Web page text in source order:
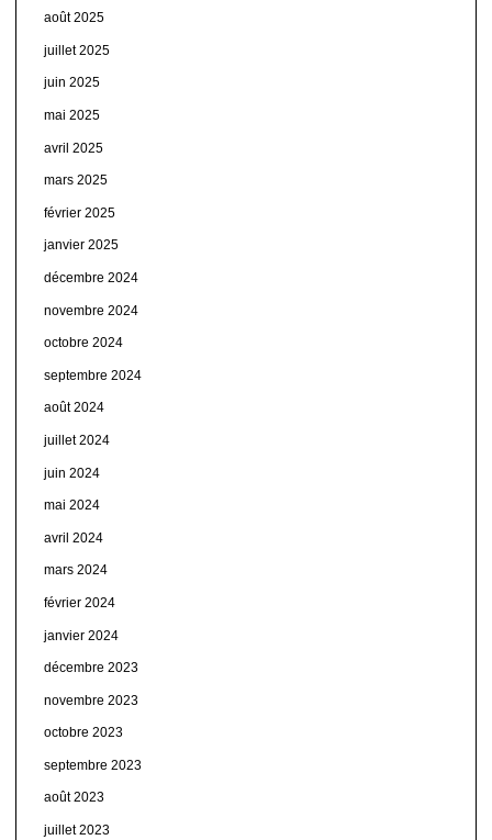
août 2025
juillet 2025
juin 2025
mai 2025
avril 2025
mars 2025
février 2025
janvier 2025
décembre 2024
novembre 2024
octobre 2024
septembre 2024
août 2024
juillet 2024
juin 2024
mai 2024
avril 2024
mars 2024
février 2024
janvier 2024
décembre 2023
novembre 2023
octobre 2023
septembre 2023
août 2023
juillet 2023